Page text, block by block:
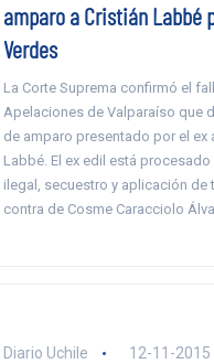
amparo a Cristián Labbé
Verdes
La Corte Suprema confirmó el
Apelaciones de Valparaíso que
de amparo presentado por el ex
Labbé. El ex edil está
ilegal, secuestro y aplicación de
contra de Cosme Caracciolo
Diario Uchile 12-11-2015